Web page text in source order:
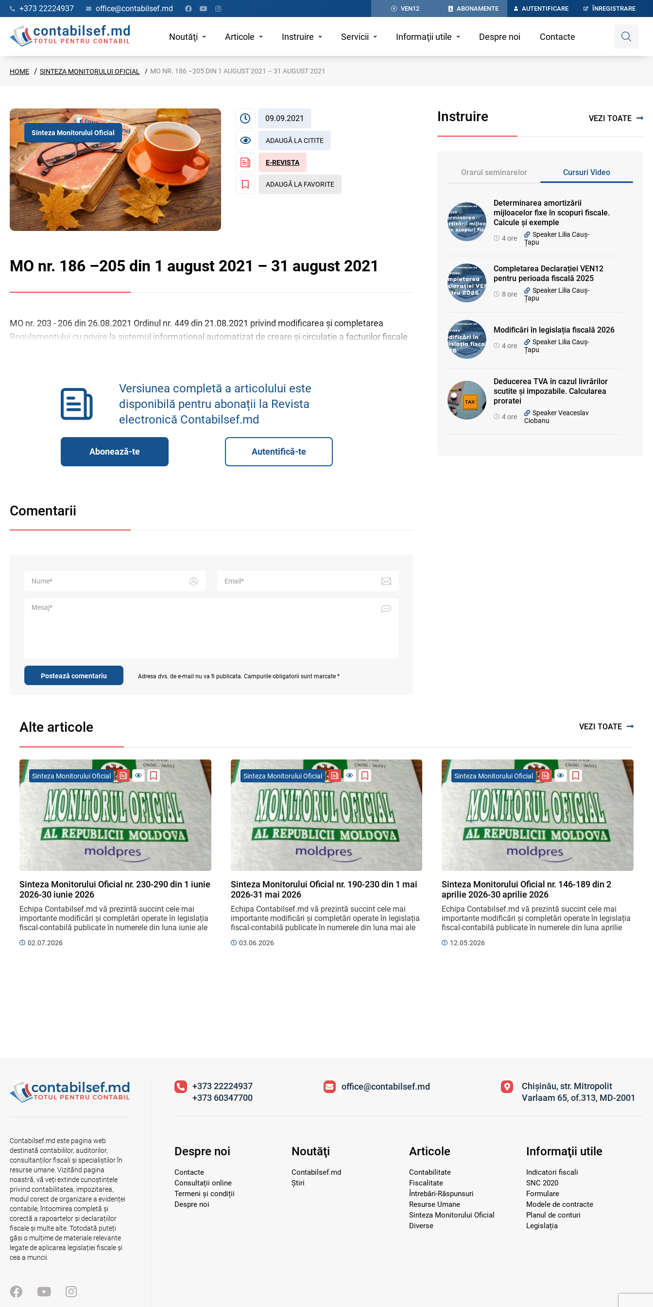
+373 22224937 office@contabilsef.md VEN12 ABONAMENTE AUTENTIFICARE ÎNREGISTRARE
Noutăţi Articole Instruire Servicii Informaţii utile Despre noi Contacte
HOME SINTEZA MONITORULUI OFICIAL MO NR. 186 –205 DIN 1 AUGUST 2021 – 31 AUGUST 2021
Sinteza Monitorului Oficial
09.09.2021
ADAUGĂ LA CITITE
E-REVISTA
ADAUGĂ LA FAVORITE
MO nr. 186 –205 din 1 august 2021 – 31 august 2021
MO nr. 203 - 206 din 26.08.2021 Ordinul nr. 449 din 21.08.2021 privind modificarea și completarea
Regulamentului cu privire la sistemul informațional automatizat de creare și circulație a facturilor fiscale
Versiunea completă a articolului este
disponibilă pentru abonații la Revista
electronică Contabilsef.md
Abonează-te Autentifică-te
Comentarii
Postează comentariu Adresa dvs. de e-mail nu va fi publicata. Campurile obligatorii sunt marcate *
Instruire VEZI TOATE
Orarul seminarelor Cursuri Video
Determinarea amortizării
mijloacelor fixe în scopuri fiscale.
Calcule și exemple
4 ore
Speaker Lilia Cauș-
Țapu
Completarea Declarației VEN12
pentru perioada fiscală 2025
8 ore
Speaker Lilia Cauș-
Țapu
Modificări în legislația fiscală 2026
4 ore
Speaker Lilia Cauș-
Țapu
Deducerea TVA în cazul livrărilor
scutite și impozabile. Calcularea
proratei
4 ore
Speaker Veaceslav
Ciobanu
Alte articole VEZI TOATE
Sinteza Monitorului Oficial nr. 230-290 din 1 iunie
2026-30 iunie 2026
Echipa Contabilsef.md vă prezintă succint cele mai
importante modificări și completări operate în legislația
fiscal-contabilă publicate în numerele din luna iunie ale
02.07.2026
Sinteza Monitorului Oficial
Sinteza Monitorului Oficial nr. 190-230 din 1 mai
2026-31 mai 2026
Echipa Contabilsef.md vă prezintă succint cele mai
importante modificări și completări operate în legislația
fiscal-contabilă publicate în numerele din luna mai ale
03.06.2026
Sinteza Monitorului Oficial
Sinteza Monitorului Oficial nr. 146-189 din 2
aprilie 2026-30 aprilie 2026
Echipa Contabilsef.md vă prezintă succint cele mai
importante modificări și completări operate în legislația
fiscal-contabilă publicate în numerele din luna aprilie
12.05.2026
Sinteza Monitorului Oficial
Contabilsef.md este pagina web
destinată contabililor, auditorilor,
consultanților fiscali și specialiștilor în
resurse umane. Vizitând pagina
noastră, vă veți extinde cunoștințele
privind contabilitatea, impozitarea,
modul corect de organizare a evidenței
contabile, întocmirea completă și
corectă a rapoartelor și declarațiilor
fiscale și multe alte. Totodată puteți
găsi o mulțime de materiale relevante
legate de aplicarea legislației fiscale și
cea a muncii.
+373 22224937
+373 60347700
office@contabilsef.md
Chișinău, str. Mitropolit
Varlaam 65, of.313, MD-2001
Despre noi
Contacte
Consultații online
Termeni și condiții
Despre noi
Noutăţi
Contabilsef.md
Știri
Articole
Contabilitate
Fiscalitate
Întrebări-Răspunsuri
Resurse Umane
Sinteza Monitorului Oficial
Diverse
Informaţii utile
Indicatori fiscali
SNC 2020
Formulare
Modele de contracte
Planul de conturi
Legislația